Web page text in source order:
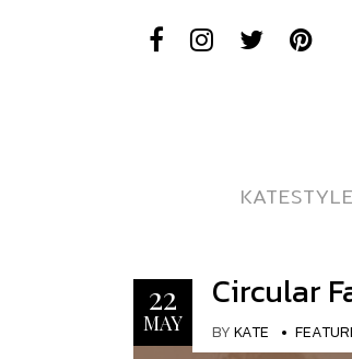
KATESTYLE
KATESTYLE
22
MAY
Circular
BYKATE